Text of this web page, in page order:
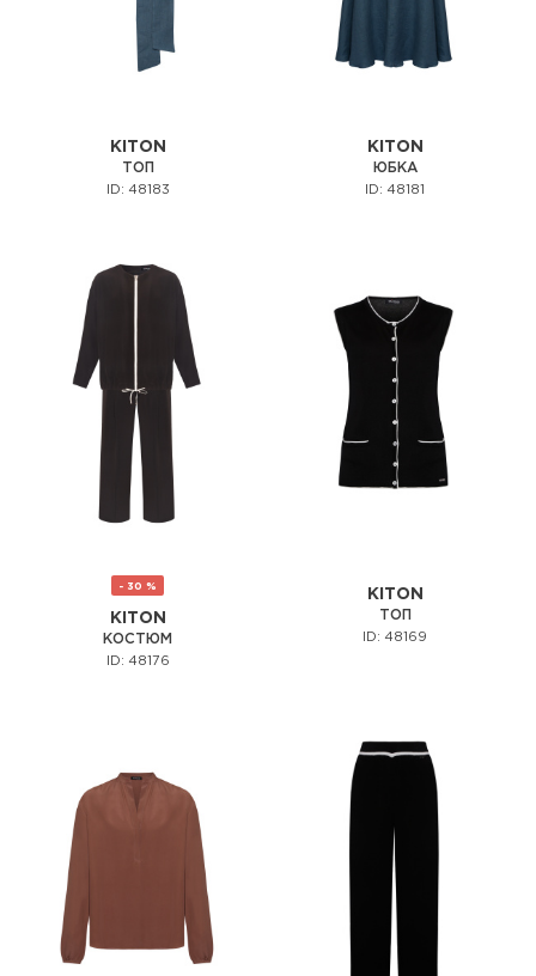
KITON
ТОП
ID: 48183
KITON
ЮБКА
ID: 48181
- 30 %
KITON
КОСТЮМ
ID: 48176
KITON
ТОП
ID: 48169